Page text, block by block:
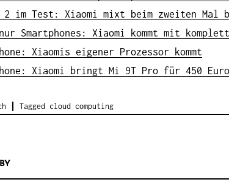
2 im Test: Xiaomi mixt beim zweiten Mal
Smartphones: Xiaomi kommt mit
Xiaomis eigener Prozessor kommt
Xiaomi bringt Mi 9T Pro für 450
Tagged cloud computing